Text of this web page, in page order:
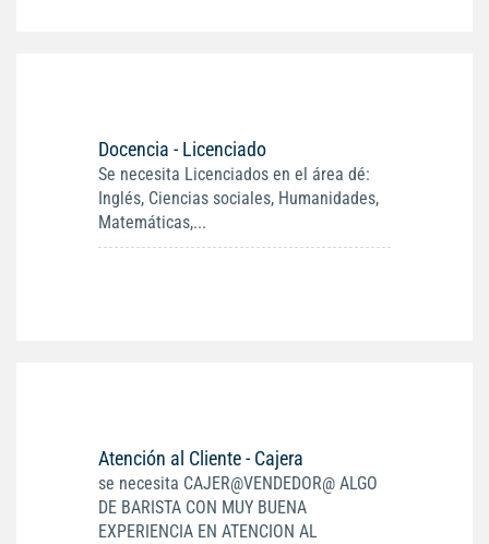
Docencia - Licenciado
Se necesita Licenciados en el área dé:
Inglés, Ciencias sociales, Humanidades,
Matemáticas,...
Atención al Cliente - Cajera
se necesita CAJER@VENDEDOR@ ALGO
DE BARISTA CON MUY BUENA
EXPERIENCIA EN ATENCION AL